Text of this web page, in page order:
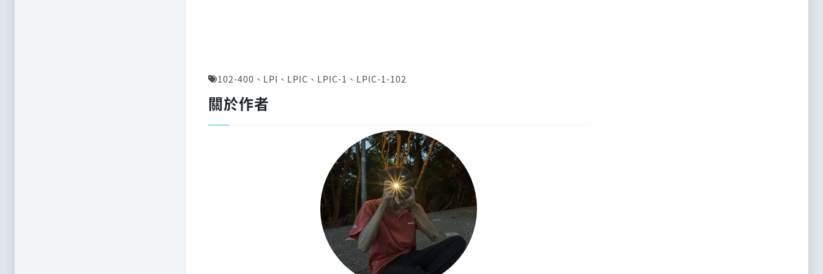
102-400 、 LPI 、 LPIC 、 LPIC-1 、 LPIC-1-102
關於作者